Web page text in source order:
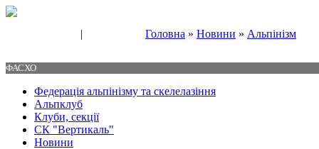
| Головна » Новини » Альпінізм
ФАСХО
Федерація альпінізму та скелелазіння
Альпклуб
Клуби, секції
СК "Вертикаль"
Новини